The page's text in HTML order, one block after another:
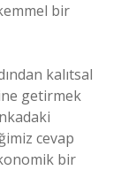
bir
kalıtsal
getirmek
cevap
bir